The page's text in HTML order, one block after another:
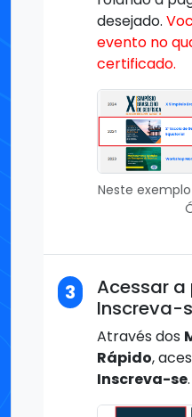
desejado.
evento no
certificado.
Neste
3
Acessar
Inscreva-
Através dos
Rápido,
Inscreva-se.